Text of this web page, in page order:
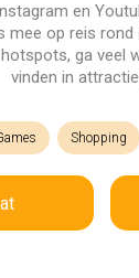
en
mee op reis rond
ga veel
vinden in
Shopping